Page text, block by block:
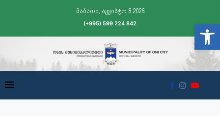
შაბათი, აგვისტო 8 2026
(+995) 599 224 842